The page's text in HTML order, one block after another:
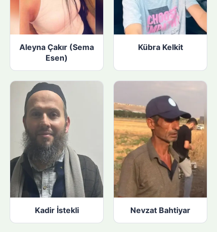
Aleyna Çakır (Sema
Esen)
Kübra Kelkit
Kadir İstekli Nevzat Bahtiyar